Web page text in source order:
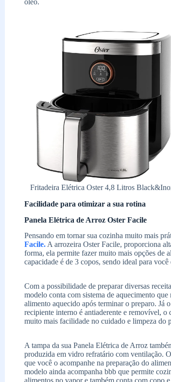
Fritadeira Elétrica Oster 4,8 Litros
Facilidade para otimizar a sua rotina
Panela Elétrica de Arroz Oster Facile
Pensando em tornar sua cozinha muito mais
Facile. A arrozeira Oster Facile, proporciona
forma, ela permite fazer muito mais opções de
capacidade é de 3 copos, sendo ideal para
Com a possibilidade de preparar diversas
modelo conta com sistema de aquecimento que
alimento aquecido após terminar o preparo. Já o
recipiente interno é antiaderente e removível, o
muito mais facilidade no cuidado e limpeza do
A tampa da sua Panela Elétrica de Arroz
produzida em vidro refratário com ventilação.
que você o acompanhe na preparação do
modelo ainda acompanha bbb que permite